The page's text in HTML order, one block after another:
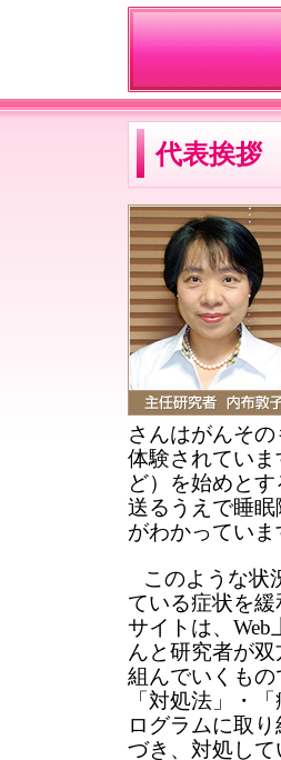
代表挨拶
さんはがんそ
体験されてい
ど）を始めと
送るうえで睡
がわかっていま
このような状
ている症状を
サイトは、
んと研究者が
組んでいくも
「対処法」・
ログラムに取
づき、対処し